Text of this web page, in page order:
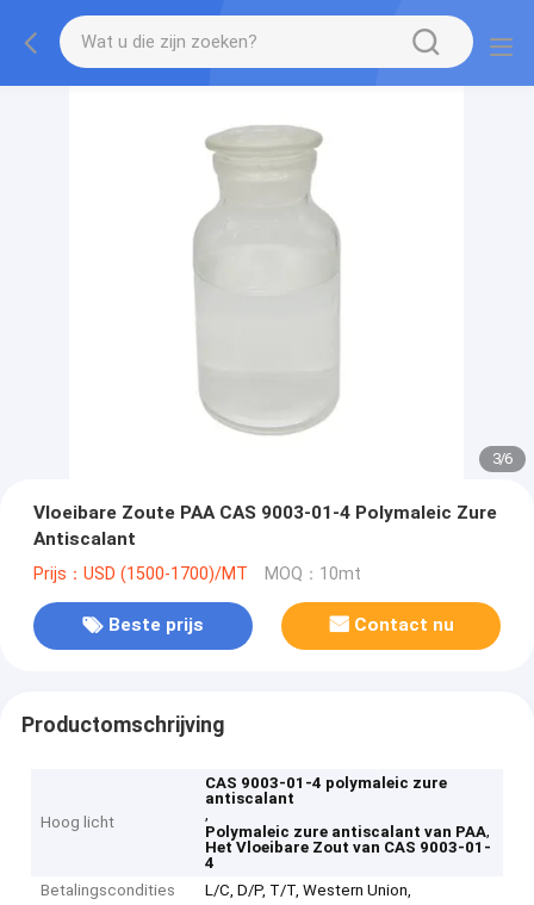
3/6
Vloeibare Zoute PAA CAS 9003-01-4 Polymaleic Zure
Antiscalant
Prijs：USD (1500-1700)/MT MOQ：10mt
Beste prijs Contact nu
Productomschrijving
Hoog licht
CAS 9003-01-4 polymaleic zure
antiscalant
,
Polymaleic zure antiscalant van PAA,
Het Vloeibare Zout van CAS 9003-01-
4
Betalingscondities
L/C, D/P, T/T, Western Union,